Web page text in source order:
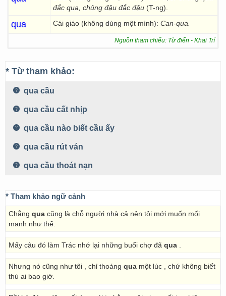
đắc qua, chủng đậu đắc đậu (T-ng).
qua Cái giáo (không dùng một mình): Can-qua.
Nguồn tham chiếu: Từ điển - Khai Trí
* Từ tham khảo:
qua cầu
qua cầu cất nhịp
qua cầu nào biết cầu ấy
qua cầu rút ván
qua cầu thoát nạn
* Tham khảo ngữ cảnh
Chẳng qua cũng là chỗ người nhà cả nên tôi mới muốn mối
manh như thế.
Mấy câu đó làm Trác nhớ lại những buổi chợ đã qua
Nhưng nó cũng như tôi , chỉ thoáng qua một lúc , chứ không biết
thù ai bao giờ.